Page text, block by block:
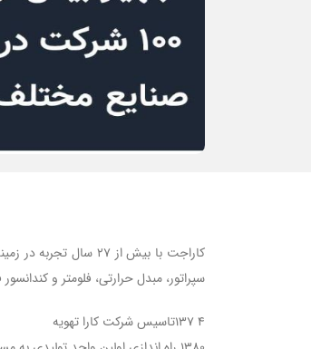
کاراجت با بیش از
سپراتور، مبدل حرارتی، فلومتر و
4 137تاسیس شرکت کارا تهویه